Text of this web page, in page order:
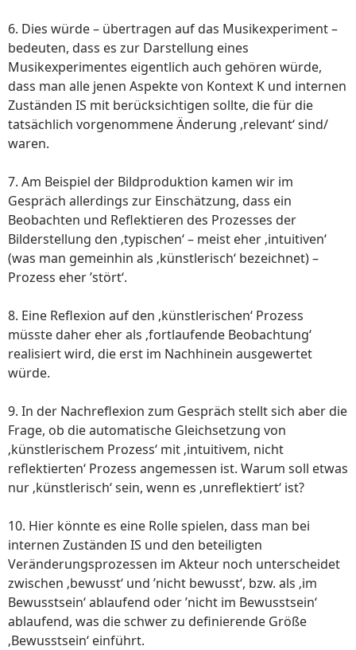
6. Dies würde – übertragen auf das Musikexperiment –
bedeuten, dass es zur Darstellung eines
Musikexperimentes eigentlich auch gehören würde,
dass man alle jenen Aspekte von Kontext K und internen
Zuständen IS mit berücksichtigen sollte, die für die
tatsächlich vorgenommene Änderung ‚relevant‘ sind/
waren.
7. Am Beispiel der Bildproduktion kamen wir im
Gespräch allerdings zur Einschätzung, dass ein
Beobachten und Reflektieren des Prozesses der
Bilderstellung den ‚typischen‘ – meist eher ‚intuitiven‘
(was man gemeinhin als ‚künstlerisch‘ bezeichnet) –
Prozess eher ’stört‘.
8. Eine Reflexion auf den ‚künstlerischen‘ Prozess
müsste daher eher als ‚fortlaufende Beobachtung‘
realisiert wird, die erst im Nachhinein ausgewertet
würde.
9. In der Nachreflexion zum Gespräch stellt sich aber die
Frage, ob die automatische Gleichsetzung von
‚künstlerischem Prozess‘ mit ‚intuitivem, nicht
reflektierten‘ Prozess angemessen ist. Warum soll etwas
nur ‚künstlerisch‘ sein, wenn es ‚unreflektiert‘ ist?
10. Hier könnte es eine Rolle spielen, dass man bei
internen Zuständen IS und den beteiligten
Veränderungsprozessen im Akteur noch unterscheidet
zwischen ‚bewusst‘ und ’nicht bewusst‘, bzw. als ‚im
Bewusstsein‘ ablaufend oder ’nicht im Bewusstsein‘
ablaufend, was die schwer zu definierende Größe
‚Bewusstsein‘ einführt.